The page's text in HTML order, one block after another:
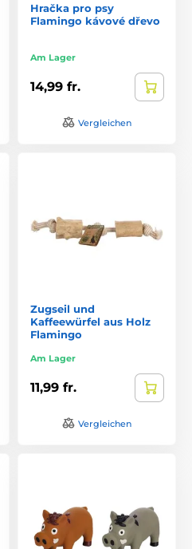
Hračka pro psy
Flamingo kávové dřevo
Am Lager
14,99 fr.
Vergleichen
Zugseil und
Kaffeewürfel aus Holz
Flamingo
Am Lager
11,99 fr.
Vergleichen